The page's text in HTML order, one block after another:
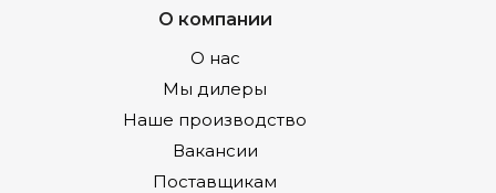
О компании
О нас
Мы дилеры
Наше производство
Вакансии
Поставщикам